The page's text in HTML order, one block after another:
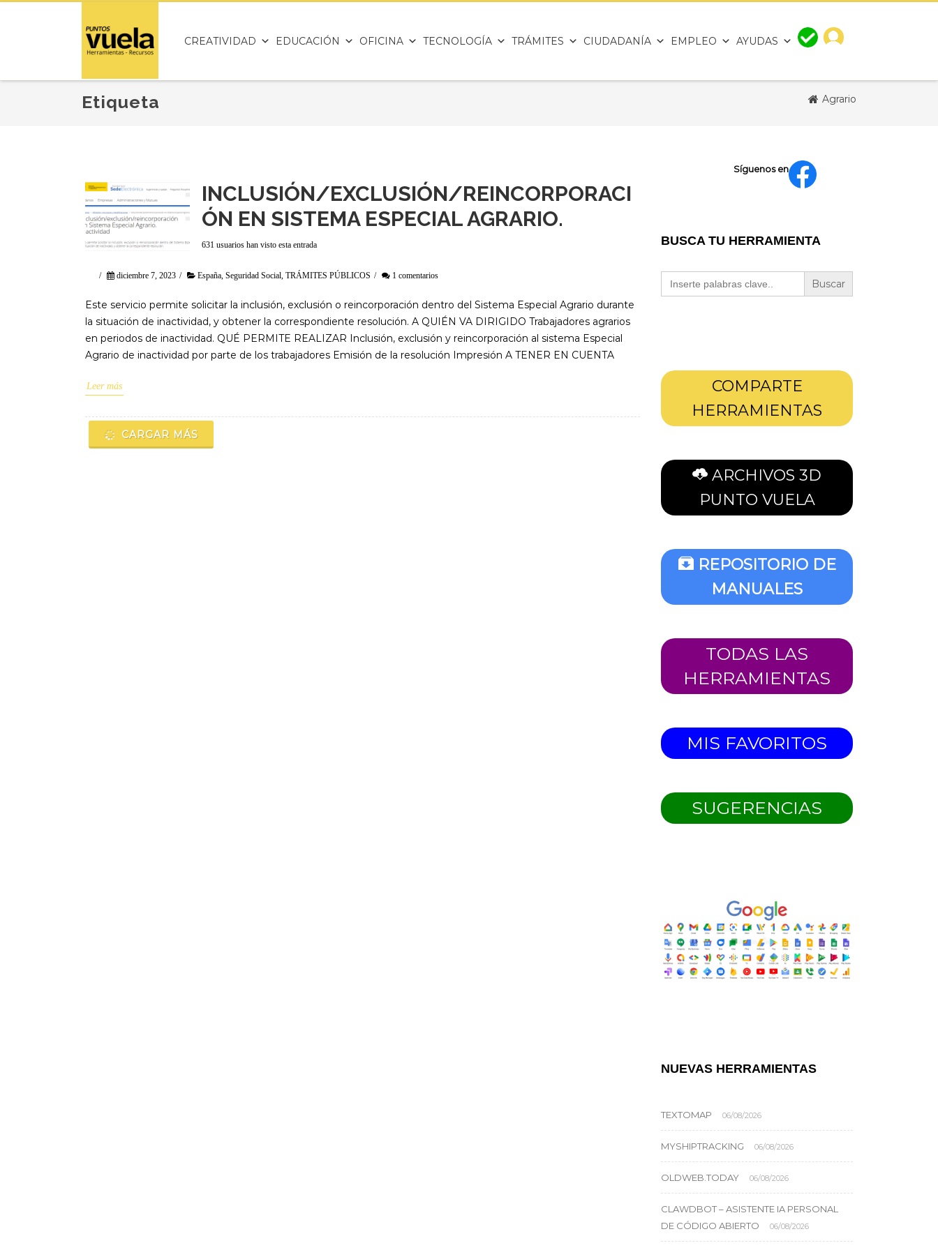
CREATIVIDAD EDUCACIÓN OFICINA TECNOLOGÍA TRÁMITES CIUDADANÍA EMPLEO AYUDAS
Etiqueta Agrario
INCLUSIÓN/EXCLUSIÓN/REINCORPORACI
ÓN EN SISTEMA ESPECIAL AGRARIO.
631 usuarios han visto esta entrada
/ diciembre 7, 2023 / España Seguridad Social TRÁMITES PÚBLICOS / 1 comentarios
Este servicio permite solicitar la inclusión, exclusión o reincorporación dentro del Sistema Especial Agrario durante
la situación de inactividad, y obtener la correspondiente resolución. A QUIÉN VA DIRIGIDO Trabajadores agrarios
en periodos de inactividad. QUÉ PERMITE REALIZAR Inclusión, exclusión y reincorporación al sistema Especial
Agrario de inactividad por parte de los trabajadores Emisión de la resolución Impresión A TENER EN CUENTA
Leer más
CARGAR MÁS
Síguenos en
BUSCA TU HERRAMIENTA
Buscar:
COMPARTE
HERRAMIENTAS
ARCHIVOS 3D
PUNTO VUELA
REPOSITORIO DE
MANUALES
TODAS LAS
HERRAMIENTAS
MIS FAVORITOS
SUGERENCIAS
NUEVAS HERRAMIENTAS
TEXTOMAP 06/08/2026
MYSHIPTRACKING 06/08/2026
OLDWEB.TODAY 06/08/2026
CLAWDBOT – ASISTENTE IA PERSONAL
DE CÓDIGO ABIERTO
06/08/2026